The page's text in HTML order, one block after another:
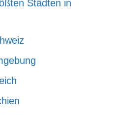
Städten in